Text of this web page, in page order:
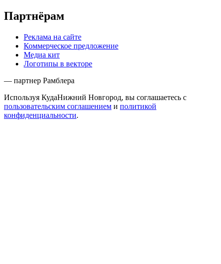
Партнёрам
Реклама на сайте
Коммерческое предложение
Медиа кит
Логотипы в векторе
— партнер Рамблера
Используя КудаНижний Новгород, вы соглашаетесь с
пользовательским соглашением и политикой
конфиденциальности.